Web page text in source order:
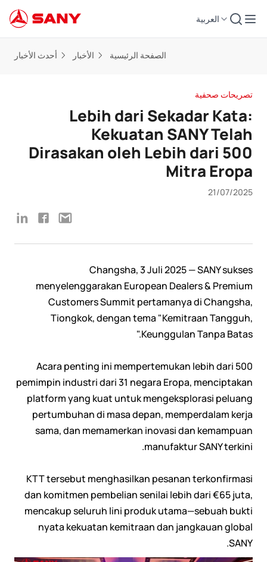
العربية
الصفحة الرئيسية الأخبار أحدث الأخبار
تصريحات صحفية
Lebih dari Sekadar Kata:
Kekuatan SANY Telah
Dirasakan oleh Lebih dari 500
Mitra Eropa
21/07/2025
Changsha, 3 Juli 2025 — SANY sukses
menyelenggarakan European Dealers & Premium
Customers Summit pertamanya di Changsha,
Tiongkok, dengan tema "Kemitraan Tangguh,
Keunggulan Tanpa Batas."
Acara penting ini mempertemukan lebih dari 500
pemimpin industri dari 31 negara Eropa, menciptakan
platform yang kuat untuk mengeksplorasi peluang
pertumbuhan di masa depan, memperdalam kerja
sama, dan memamerkan inovasi dan kemampuan
manufaktur SANY terkini.
KTT tersebut menghasilkan pesanan terkonfirmasi
dan komitmen pembelian senilai lebih dari €65 juta,
mencakup seluruh lini produk utama—sebuah bukti
nyata kekuatan kemitraan dan jangkauan global
SANY.